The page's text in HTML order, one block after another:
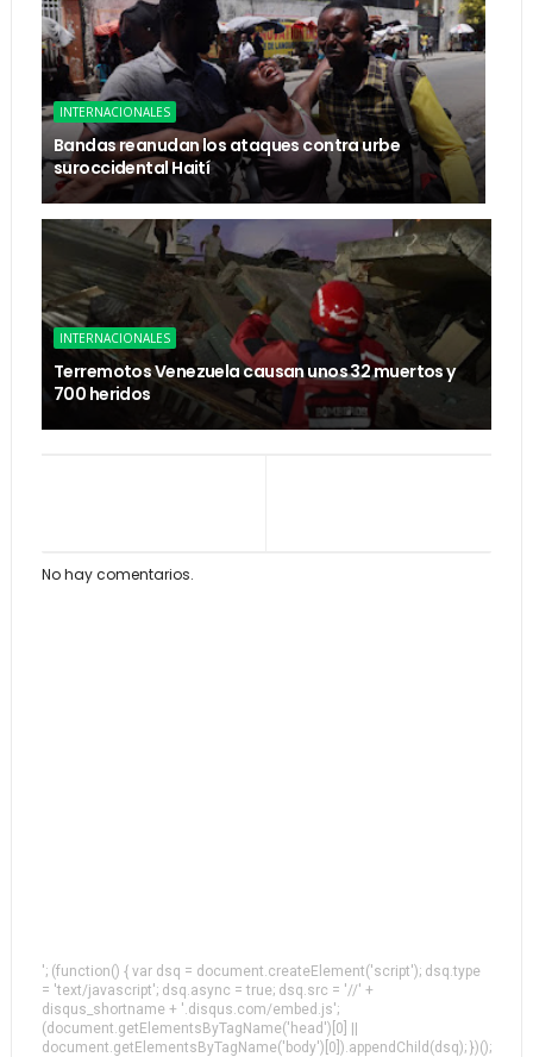
INTERNACIONALES
Bandas reanudan los ataques contra urbe
suroccidental Haití
INTERNACIONALES
Terremotos Venezuela causan unos 32 muertos y
700 heridos
No hay comentarios.
'; (function() { var dsq = document.createElement('script'); dsq.type
= 'text/javascript'; dsq.async = true; dsq.src = '//' +
disqus_shortname + '.disqus.com/embed.js';
(document.getElementsByTagName('head')[0] ||
document.getElementsByTagName('body')[0]).appendChild(dsq); })();